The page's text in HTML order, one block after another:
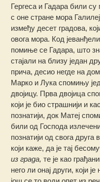
Гергеса и Гадара били
с оне стране мора
између десет градова,
овога мора. Код
помиње се Гадара, што
стајали на близу један
прича, десио негде на
Марко и Лука спомињу
двојицу. Прва двојица
који је био страшнији и
познатији, док Матеј
били од Господа
познатији од свога
који каже, да је тај
из града, те је као
него ли онај други, који